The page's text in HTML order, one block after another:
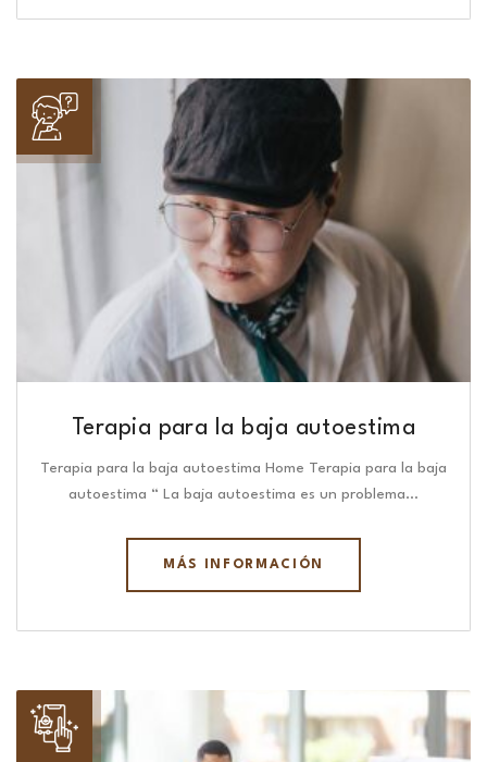
Terapia para la baja autoestima
Terapia para la baja autoestima Home Terapia para la baja
autoestima “ La baja autoestima es un problema…
MÁS INFORMACIÓN